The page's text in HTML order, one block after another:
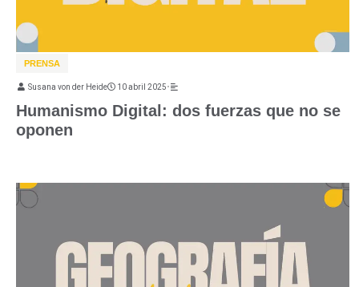
PRENSA
Humanismo Digital: dos fuerzas que no se
oponen
Susana von der Heide 10 abril 2025•